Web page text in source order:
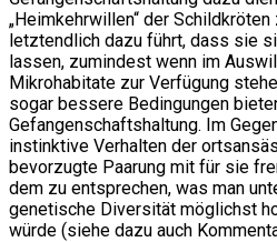
„Heimkehrwillen“ der
letztendlich dazu führt, dass sie
lassen, zumindest wenn im
Mikrohabitate zur Verfügung
sogar bessere Bedingungen
Gefangenschaftshaltung. Im
instinktive Verhalten der
bevorzugte Paarung mit für sie
dem zu entsprechen, was man
genetische Diversität möglichst
würde (siehe dazu auch